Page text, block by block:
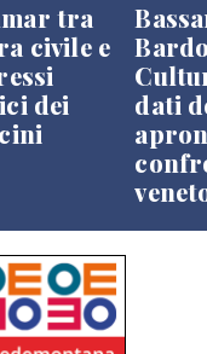
tra
civile e
dei
dati